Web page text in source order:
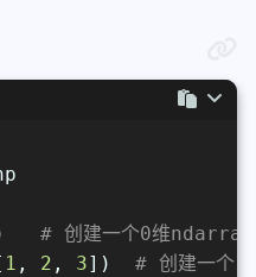
# 创建一个0维ndarray
1 , 2 , 3]) # 创建一个